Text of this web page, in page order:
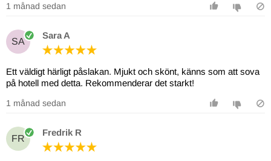
1 månad sedan
SA
Sara A
Ett väldigt härligt påslakan. Mjukt och skönt, känns som att sova
på hotell med detta. Rekommenderar det starkt!
1 månad sedan
FR
Fredrik R